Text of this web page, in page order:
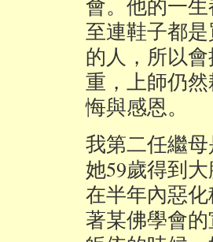
至連鞋子都
的人，所以
重，上師仍
悔與感恩。
我第二任繼
她59歲得到
在半年內惡
著某佛學會